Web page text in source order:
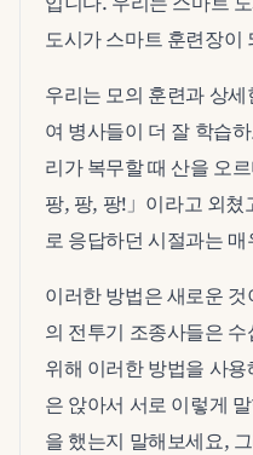
도시가 스마트 훈련장이
우리는 모의 훈련과 상
여 병사들이 더 잘 학습
리가 복무할 때 산을 오
팡, 팡, 팡!」이라고 외
로 응답하던 시절과는
이러한 방법은 새로운
의 전투기 조종사들은
위해 이러한 방법을 사
은 앉아서 서로 이렇게
을 했는지 말해보세요,